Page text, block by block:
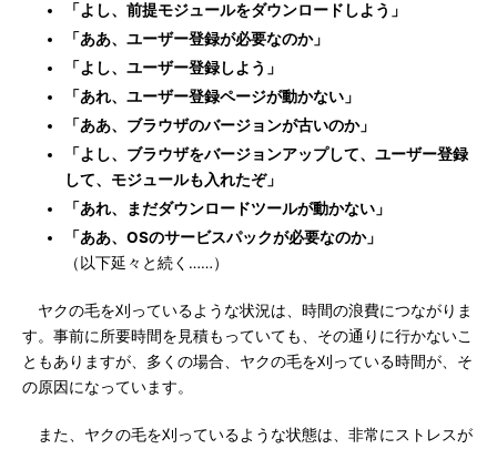
「よし、前提モジュールをダウンロードしよう」
「ああ、ユーザー登録が必要なのか」
「よし、ユーザー登録しよう」
「あれ、ユーザー登録ページが動かない」
「ああ、ブラウザのバージョンが古いのか」
「よし、ブラウザをバージョンアップして、ユーザー登録
して、モジュールも入れたぞ」
「あれ、まだダウンロードツールが動かない」
「ああ、OSのサービスパックが必要なのか」
（以下延々と続く……）
ヤクの毛を刈っているような状況は、時間の浪費につながりま
す。事前に所要時間を見積もっていても、その通りに行かないこ
ともありますが、多くの場合、ヤクの毛を刈っている時間が、そ
の原因になっています。
また、ヤクの毛を刈っているような状態は、非常にストレスが